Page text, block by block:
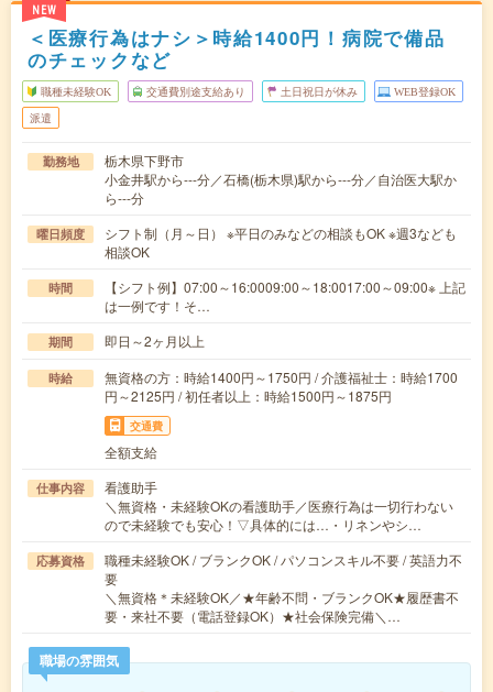
NEW
＜医療行為はナシ＞時給1400円！病院で備品
のチェックなど
職種未経験OK 交通費別途支給あり 土日祝日が休み WEB登録OK
派遣
勤務地
栃木県下野市
小金井駅から---分／石橋(栃木県)駅から---分／自治医大駅か
ら---分
曜日頻度
シフト制（月～日） ※平日のみなどの相談もOK ※週3なども
相談OK
時間
【シフト例】07:00～16:0009:00～18:0017:00～09:00※ 上記
は一例です！そ…
期間 即日～2ヶ月以上
時給
無資格の方：時給1400円～1750円 / 介護福祉士：時給1700
円～2125円 / 初任者以上：時給1500円～1875円
交通費
全額支給
仕事内容
看護助手
＼無資格・未経験OKの看護助手／医療行為は一切行わない
ので未経験でも安心！▽具体的には…・リネンやシ…
応募資格
職種未経験OK / ブランクOK / パソコンスキル不要 / 英語力不
要
＼無資格＊未経験OK／★年齢不問・ブランクOK★履歴書不
要・来社不要（電話登録OK）★社会保険完備＼…
職場の雰囲気